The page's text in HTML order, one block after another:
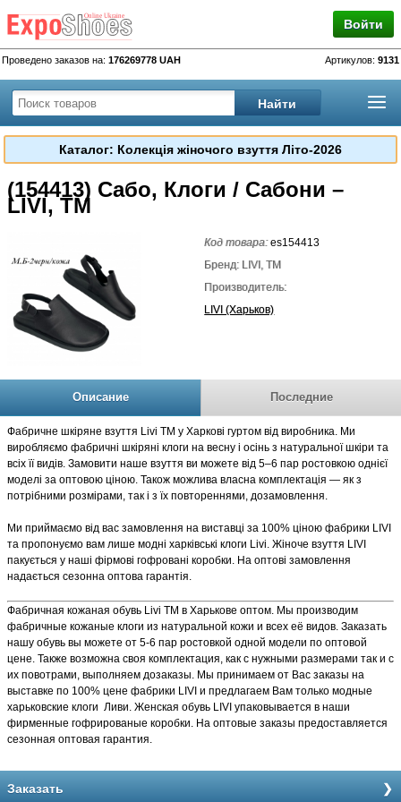
Войти
Проведено заказов на: 176269778 UAH Артикулов: 9131
Каталог: Колекція жіночого взуття Літо-2026
(154413) Сабо, Клоги / Сабони –
LIVI, TM
Код товара:es154413
Бренд: LIVI, TM
Производитель:
LIVI (Харьков)
Описание Последние
Фабричне шкіряне взуття Livi TM у Харкові гуртом від виробника. Ми
виробляємо фабричні шкіряні клоги на весну і осінь з натуральної шкіри та
всіх її видів. Замовити наше взуття ви можете від 5–6 пар ростовкою однієї
моделі за оптовою ціною. Також можлива власна комплектація — як з
потрібними розмірами, так і з їх повтореннями, дозамовлення.
Ми приймаємо від вас замовлення на виставці за 100% ціною фабрики LIVI
та пропонуємо вам лише модні харківські клоги Livi. Жіноче взуття LIVI
пакується у наші фірмові гофровані коробки. На оптові замовлення
надається сезонна оптова гарантія.
Фабричная кожаная обувь Livi TM в Харькове оптом. Мы производим
фабричные кожаные клоги из натуральной кожи и всех её видов. Заказать
нашу обувь вы можете от 5-6 пар ростовкой одной модели по оптовой
цене. Также возможна своя комплектация, как с нужными размерами так и с
их повотрами, выполняем дозаказы. Мы принимаем от Вас заказы на
выставке по 100% цене фабрики LIVI и предлагаем Вам только модные
харьковские клоги Ливи. Женская обувь LIVI упаковывается в наши
фирменные гофрированые коробки. На оптовые заказы предоставляется
сезонная оптовая гарантия.
Заказать